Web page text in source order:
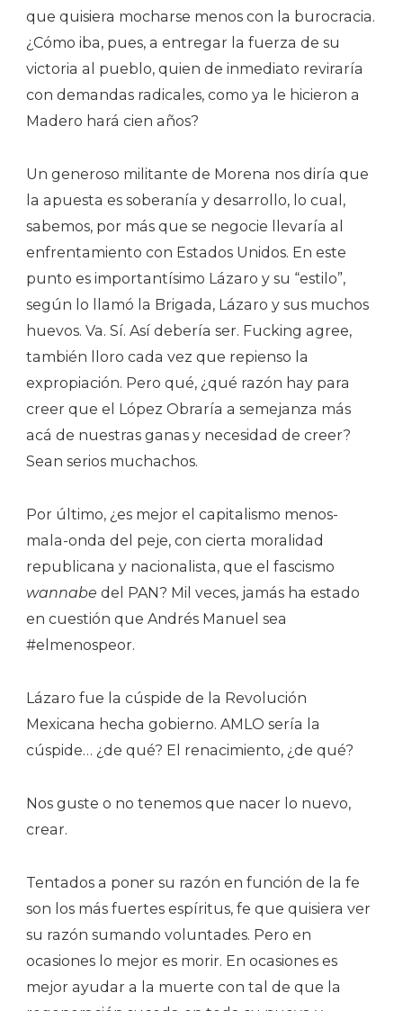
que quisiera mocharse menos con la burocracia.
¿Cómo iba, pues, a entregar la fuerza de su
victoria al pueblo, quien de inmediato reviraría
con demandas radicales, como ya le hicieron a
Madero hará cien años?
Un generoso militante de Morena nos diría que
la apuesta es soberanía y desarrollo, lo cual,
sabemos, por más que se negocie llevaría al
enfrentamiento con Estados Unidos. En este
punto es importantísimo Lázaro y su “estilo”,
según lo llamó la Brigada, Lázaro y sus muchos
huevos. Va. Sí. Así debería ser. Fucking agree,
también lloro cada vez que repienso la
expropiación. Pero qué, ¿qué razón hay para
creer que el López Obraría a semejanza más
acá de nuestras ganas y necesidad de creer?
Sean serios muchachos.
Por último, ¿es mejor el capitalismo menos-
mala-onda del peje, con cierta moralidad
republicana y nacionalista, que el fascismo
wannabe del PAN? Mil veces, jamás ha estado
en cuestión que Andrés Manuel sea
#elmenospeor.
Lázaro fue la cúspide de la Revolución
Mexicana hecha gobierno. AMLO sería la
cúspide… ¿de qué? El renacimiento, ¿de qué?
Nos guste o no tenemos que nacer lo nuevo,
crear.
Tentados a poner su razón en función de la fe
son los más fuertes espíritus, fe que quisiera ver
su razón sumando voluntades. Pero en
ocasiones lo mejor es morir. En ocasiones es
mejor ayudar a la muerte con tal de que la